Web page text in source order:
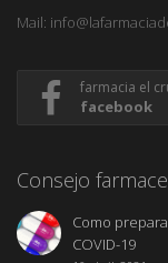
Mail:
farmacia el
facebook
Consejo
Como
COVID-19